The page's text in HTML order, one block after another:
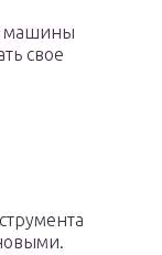
машины
свое